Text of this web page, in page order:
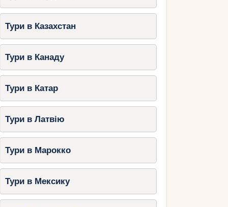
Тури в Казахстан
Тури в Канаду
Тури в Катар
Тури в Латвію
Тури в Марокко
Тури в Мексику